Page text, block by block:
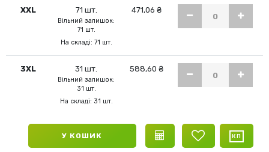
XXL 71 шт.
Вільний залишок:
71 шт.
На складі: 71 шт.
471,06 ₴
3XL 31 шт.
Вільний залишок:
31 шт.
На складі: 31 шт.
588,60 ₴
У КОШИК